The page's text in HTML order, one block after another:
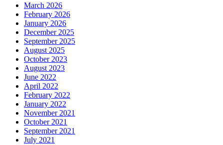
March 2026
February 2026
January 2026
December 2025
September 2025
August 2025
October 2023
August 2023
June 2022
April 2022
February 2022
January 2022
November 2021
October 2021
September 2021
July 2021